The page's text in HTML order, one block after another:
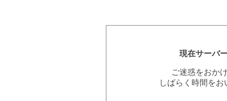
現在サーバ
ご迷惑をおか
しばらく時間を